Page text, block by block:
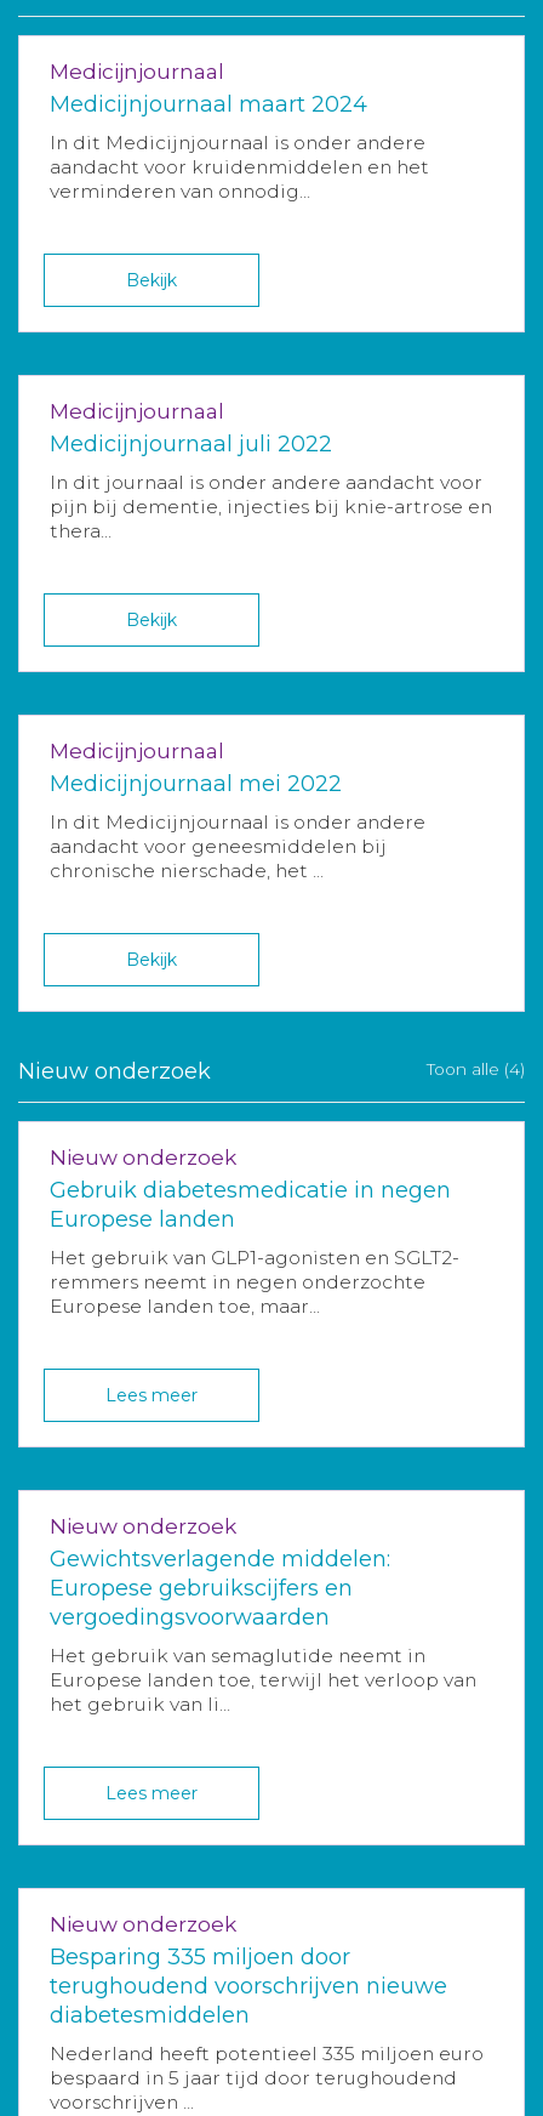
Medicijnjournaal
Medicijnjournaal maart 2024
In dit Medicijnjournaal is onder andere
aandacht voor kruidenmiddelen en het
verminderen van onnodig...
Bekijk
Medicijnjournaal
Medicijnjournaal juli 2022
In dit journaal is onder andere aandacht voor
pijn bij dementie, injecties bij knie-artrose en
thera...
Bekijk
Medicijnjournaal
Medicijnjournaal mei 2022
In dit Medicijnjournaal is onder andere
aandacht voor geneesmiddelen bij
chronische nierschade, het ...
Bekijk
Nieuw onderzoek Toon alle (4)
Nieuw onderzoek
Gebruik diabetesmedicatie in negen
Europese landen
Het gebruik van GLP1-agonisten en SGLT2-
remmers neemt in negen onderzochte
Europese landen toe, maar...
Lees meer
Nieuw onderzoek
Gewichtsverlagende middelen:
Europese gebruikscijfers en
vergoedingsvoorwaarden
Het gebruik van semaglutide neemt in
Europese landen toe, terwijl het verloop van
het gebruik van li...
Lees meer
Nieuw onderzoek
Besparing 335 miljoen door
terughoudend voorschrijven nieuwe
diabetesmiddelen
Nederland heeft potentieel 335 miljoen euro
bespaard in 5 jaar tijd door terughoudend
voorschrijven ...